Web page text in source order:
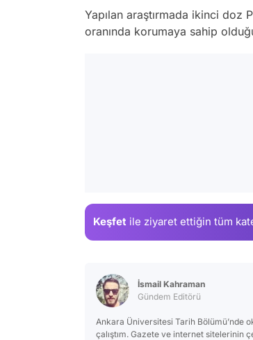
Yapılan araştırmada ikinci doz
oranında korumaya sahip
Keşfet ile ziyaret ettiğin tüm
İsmail Kahraman
Gündem Editörü
Ankara Üniversitesi Tarih Bölümü’nde
çalıştım. Gazete ve internet sitelerinin